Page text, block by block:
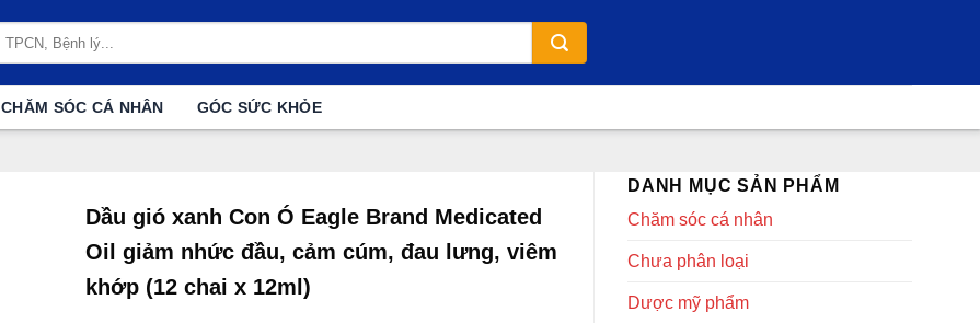
CHĂM SÓC CÁ NHÂN GÓC SỨC KHỎE
DANH MỤC SẢN PHẨM
Chăm sóc cá nhân
Chưa phân loại
Dược mỹ phẩm
Dầu gió xanh Con Ó Eagle Brand Medicated
Oil giảm nhức đầu, cảm cúm, đau lưng, viêm
khớp (12 chai x 12ml)